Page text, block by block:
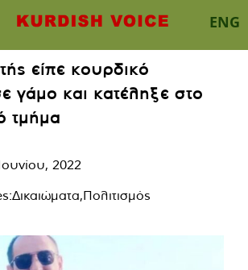
ENG
είπε κουρδικό
γάμο και κατέληξε στο
τμήμα
2022
Δικαιώματα,Πολιτισμός